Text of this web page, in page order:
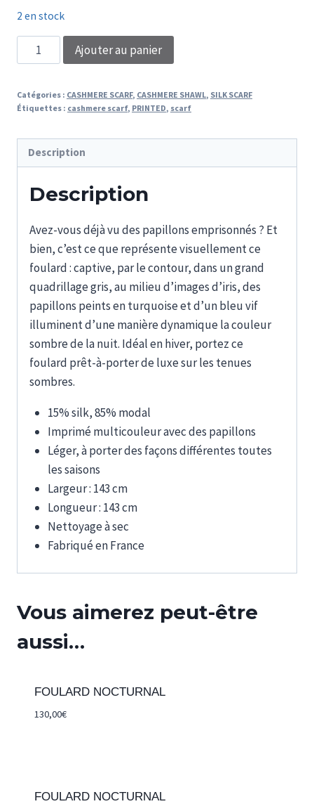
2 en stock
quantité
de
PAPILLONS
Ajouter au panier
Catégories : CASHMERE SCARF, CASHMERE SHAWL, SILK SCARF
Étiquettes : cashmere scarf, PRINTED, scarf
Description
Description
Avez-vous déjà vu des papillons emprisonnés ? Et
bien, c’est ce que représente visuellement ce
foulard : captive, par le contour, dans un grand
quadrillage gris, au milieu d’images d’iris, des
papillons peints en turquoise et d’un bleu vif
illuminent d’une manière dynamique la couleur
sombre de la nuit. Idéal en hiver, portez ce
foulard prêt-à-porter de luxe sur les tenues
sombres.
15% silk, 85% modal
Imprimé multicouleur avec des papillons
Léger, à porter des façons différentes toutes
les saisons
Largeur : 143 cm
Longueur : 143 cm
Nettoyage à sec
Fabriqué en France
Vous aimerez peut-être
aussi…
FOULARD NOCTURNAL
130,00€
FOULARD NOCTURNAL